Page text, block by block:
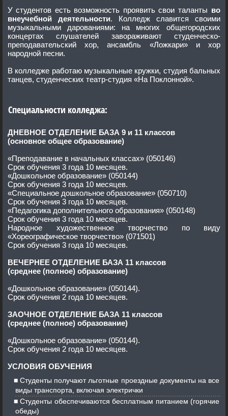
У студентов есть возможность проявить свои таланты во
внеучебной деятельности. Колледж славится своими
музыкальными дарованиями: на многих общегородских
концертах слушателей завораживают студенческо-
преподавательский хор, ансамбль «Ложкари» и хор
народной песни.
В колледже работаю музыкальные кружки, студия бальных
танцев, студенческих театр-студия «На Поклонной».
Специальности колледжа:
ДНЕВНОЕ ОТДЕЛЕНИЕ БАЗА 9 и 11 классов
(основное общее образование)
«Преподавание в начальных классах» (050146)
Срок обучения 3 года 10 месяцев.
«Дошкольное образование» (050144)
Срок обучения 3 года 10 месяцев.
«Специальное дошкольное образование» (050710)
Срок обучения 3 года 10 месяцев.
«Педагогика дополнительного образования» (050148)
Срок обучения 3 года 10 месяцев.
Народное художественное творчество по виду
«Хореографическое творчество» (071501)
Срок обучения 3 года 10 месяцев.
ВЕЧЕРНЕЕ ОТДЕЛЕНИЕ БАЗА 11 классов
(среднее (полное) образование)
«Дошкольное образование» (050144).
Срок обучения 2 года 10 месяцев.
ЗАОЧНОЕ ОТДЕЛЕНИЕ БАЗА 11 классов
(среднее (полное) образование)
«Дошкольное образование» (050144).
Срок обучения 2 года 10 месяцев.
УСЛОВИЯ ОБУЧЕНИЯ
Студенты получают льготные проездные документы на все
виды транспорта, включая электрички
Студенты обеспечиваются бесплатным питанием (горячие
обеды)